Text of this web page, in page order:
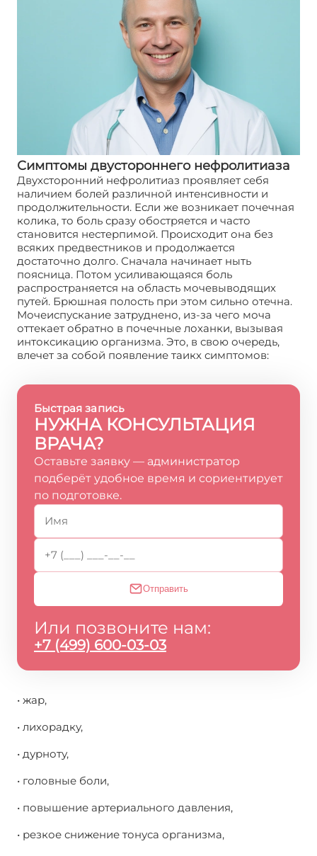
Симптомы двустороннего нефролитиаза
Двухсторонний нефролитиаз проявляет себя
наличием болей различной интенсивности и
продолжительности. Если же возникает почечная
колика, то боль сразу обостряется и часто
становится нестерпимой. Происходит она без
всяких предвестников и продолжается
достаточно долго. Сначала начинает ныть
поясница. Потом усиливающаяся боль
распространяется на область мочевыводящих
путей. Брюшная полость при этом сильно отечна.
Мочеиспускание затруднено, из-за чего моча
оттекает обратно в почечные лоханки, вызывая
интоксикацию организма. Это, в свою очередь,
влечет за собой появление таикх симптомов:
Быстрая запись
НУЖНА КОНСУЛЬТАЦИЯ
ВРАЧА?
Оставьте заявку — администратор
подберёт удобное время и сориентирует
по подготовке.
Отправить
Или позвоните нам:
+7 (499) 600-03-03
• жар,
• лихорадку,
• дурноту,
• головные боли,
• повышение артериального давления,
• резкое снижение тонуса организма,